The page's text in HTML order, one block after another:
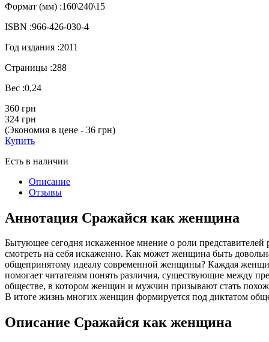
Формат (мм) :160\240\15
ISBN :966-426-030-4
Год издания :2011
Страницы :288
Вес :0,24
360 грн
324 грн
(Экономия в цене - 36 грн)
Купить
Есть в наличии
Описание
Отзывы
Аннотация Сражайся как женщина
Бытующее сегодня искаженное мнение о роли
смотреть на себя искаженно. Как может женщина быть
общепринятому идеалу современной женщины? Каждая
помогает читателям понять различия, существующие между
обществе, в котором женщин и мужчин призывают стать
В итоге жизнь многих женщин формируется под диктатом
Описание Сражайся как женщина